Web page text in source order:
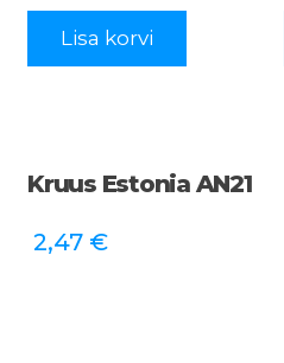
Lisa korvi
Kruus Estonia AN21
2,47 €